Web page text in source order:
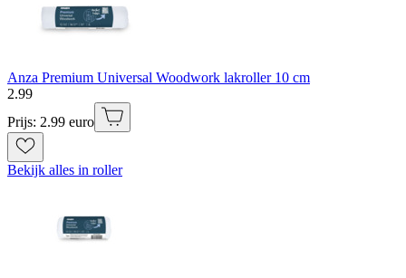
Anza Premium Universal Woodwork lakroller 10 cm
2.99
Prijs: 2.99 euro
Bekijk alles in roller